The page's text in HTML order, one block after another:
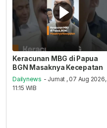
Keracunan MBG di Papua
BGN Masaknya Kecepatan
Dailynews - Jumat , 07 Aug 2026,
11:15 WIB